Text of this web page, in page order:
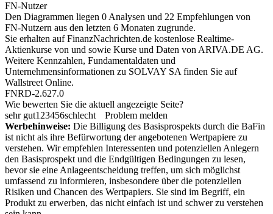
FN-Nutzer
Den Diagrammen liegen 0 Analysen und 22 Empfehlungen von
FN-Nutzern aus den letzten 6 Monaten zugrunde.
Sie erhalten auf FinanzNachrichten.de kostenlose Realtime-
Aktienkurse von und sowie Kurse und Daten von ARIVA.DE AG.
Weitere Kennzahlen, Fundamentaldaten und
Unternehmensinformationen zu SOLVAY SA finden Sie auf
Wallstreet Online.
FNRD-2.627.0
Wie bewerten Sie die aktuell angezeigte Seite?
sehr gut1 23456schlecht
Problem melden
Werbehinweise: Die Billigung des Basisprospekts durch die BaFin
ist nicht als ihre Befürwortung der angebotenen Wertpapiere zu
verstehen. Wir empfehlen Interessenten und potenziellen Anlegern
den Basisprospekt und die Endgültigen Bedingungen zu lesen,
bevor sie eine Anlageentscheidung treffen, um sich möglichst
umfassend zu informieren, insbesondere über die potenziellen
Risiken und Chancen des Wertpapiers. Sie sind im Begriff, ein
Produkt zu erwerben, das nicht einfach ist und schwer zu verstehen